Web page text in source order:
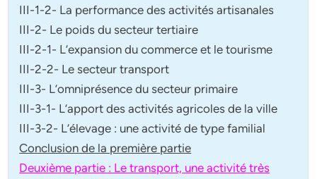
III-1-2- La performance des activités artisanales
III-2- Le poids du secteur tertiaire
III-2-1- L’expansion du commerce et le tourisme
III-2-2- Le secteur transport
III-3- L’omniprésence du secteur primaire
III-3-1- L’apport des activités agricoles de la ville
III-3-2- L’élevage : une activité de type familial
Conclusion de la première partie
Deuxième partie : Le transport, une activité très